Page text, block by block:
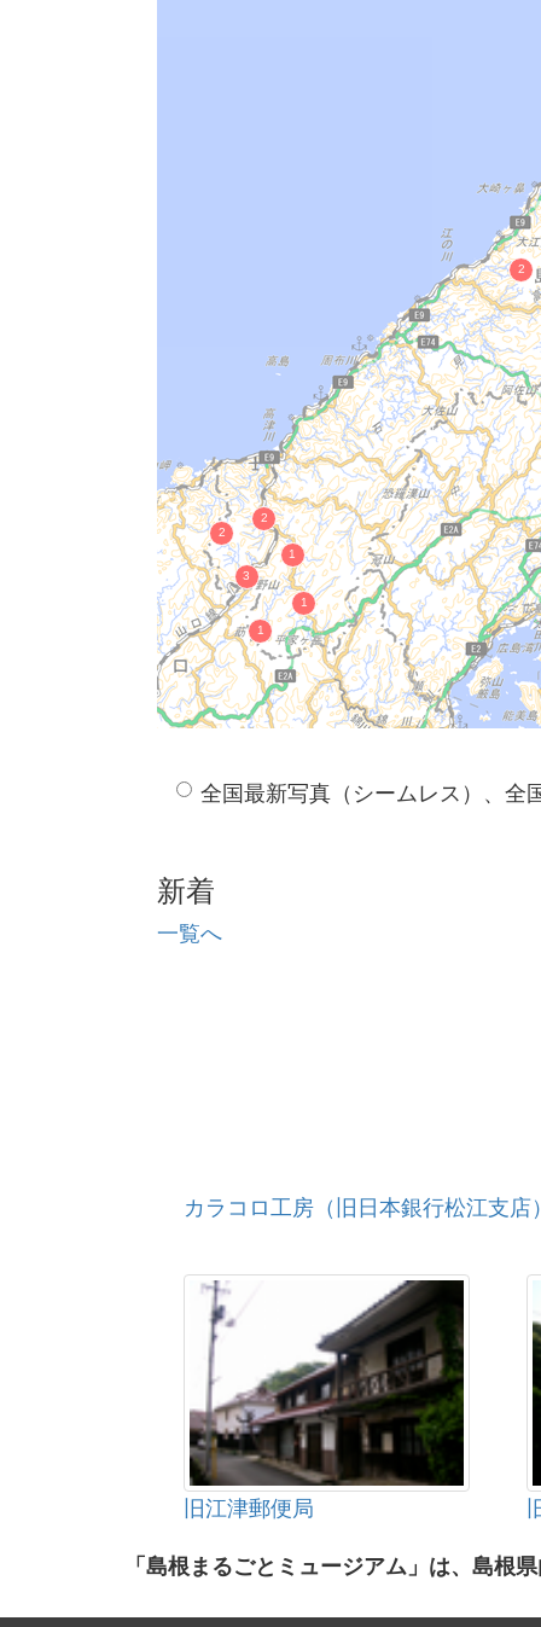
全国最新写真（シームレス）、全
新着
一覧へ
カラコロ工房（旧日本銀行松江支店
旧江津郵便局
「島根まるごとミュージアム」は、島根